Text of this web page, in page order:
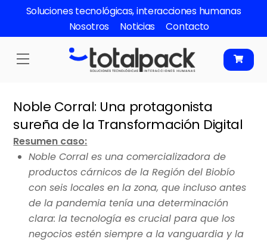
content
Soluciones tecnológicas, interacciones humanas
Nosotros
Noticias Contacto
Menu
Noble Corral: Una protagonista
sureña de la Transformación Digital
Resumen caso:
Noble Corral es una comercializadora de
productos cárnicos de la Región del Biobío
con seis locales en la zona, que incluso antes
de la pandemia tenía una determinación
clara: la tecnología es crucial para que los
negocios estén siempre a la vanguardia y la